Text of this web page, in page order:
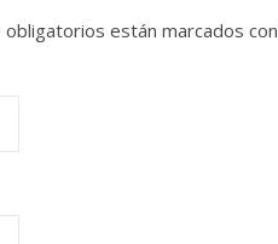
obligatorios están marcados con